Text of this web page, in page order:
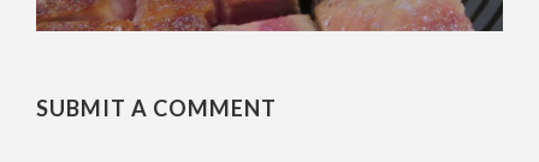
SUBMIT A COMMENT